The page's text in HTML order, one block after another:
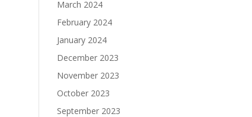
March 2024
February 2024
January 2024
December 2023
November 2023
October 2023
September 2023